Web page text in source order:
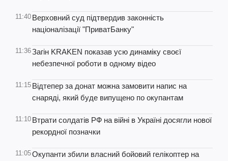
11:40 Верховний суд підтвердив законність
націоналізації "ПриватБанку"
11:36Загін KRAKEN показав усю динаміку своєї
небезпечної роботи в одному відео
11:15 Відтепер за донат можна замовити напис на
снаряді, який буде випущено по окупантам
11:10 Втрати солдатів РФ на війні в Україні досягли нової
рекордної позначки
11:05Окупанти збили власний бойовий гелікоптер на